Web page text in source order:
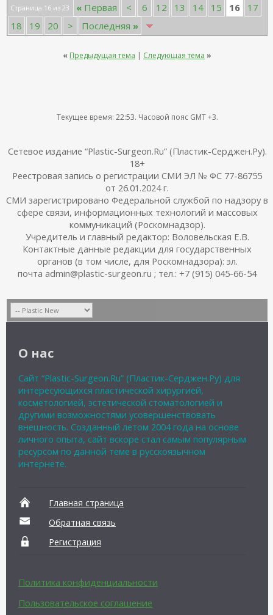
Страница 16 из 23 « Первая < 6 12 13 14 15 16
17
18
19 20 > Последняя »
« Предыдущая тема | Следующая тема »
Текущее время: 22:53. Часовой пояс GMT +3.
Сетевое издание “Plastic-Surgeon.Ru” (Пластик-Серджен.Ру).
18+
Реестровая запись о регистрации СМИ ЭЛ № ФС 77-86755
от 26.01.2024 г.
СМИ зарегистрировано Федеральной службой по надзору в
сфере связи, информационных технологий и массовых
коммуникаций (Роскомнадзор).
Учредитель и главный редактор: Воловельская Е.В.
Контактные данные редакции для государственных
органов (в том числе, для Роскомнадзора): эл.
почта admin@plastic-surgeon.ru ; тел.: +7 (915) 045-66-54
О нас
Сайт “Plastic-Surgeon.Ru” (Пластик-Серджен.Ру) для
интересующихся пластической хирургией,
косметологией, эстетической стоматологией и
другими возможностями усовершенствовать
внешность. Созданный летом 2004 года на основе
личного опыта, сайт вскоре стал самым популярным
ресурсом по данной теме в русскоязычном
интернете.
Главная страница
Обратная связь
Регистрация
Политика конфиденциальности
Пользовательское соглашение